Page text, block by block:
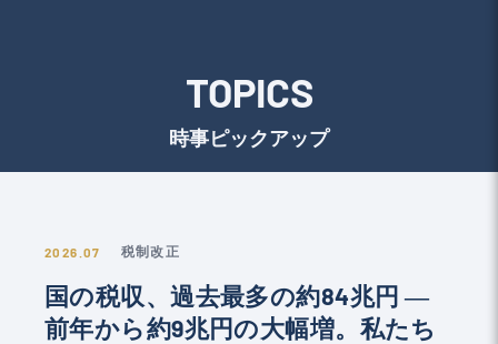
TOPICS
時事ピックアップ
2026.07 税制改正
国の税収、過去最多の約84兆円 ―
前年から約9兆円の大幅増。私たち